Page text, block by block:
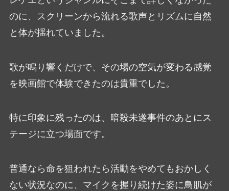
のに、スクリーンから流れる歌声とリズムに自然
と体が揺れていました。
歌が鳴り響くだけで、その場の空気が変わる感覚
を映画館で体験できたのは貴重でした。
特に印象に残ったのは、暗殺未遂事件のあとにス
テージに立つ場面です。
普通なら命を狙われたら活動をやめてもおかしく
ない状況なのに、マイクを握り続けた姿に鳥肌が